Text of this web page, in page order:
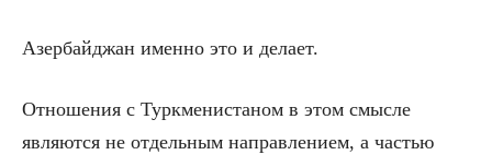
Азербайджан именно это и делает.
Отношения с Туркменистаном в этом смысле
являются не отдельным направлением, а частью